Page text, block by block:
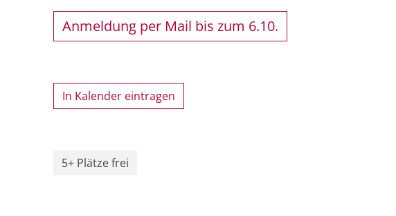
Anmeldung per Mail bis zum 6.10.
In Kalender eintragen
5+ Plätze frei